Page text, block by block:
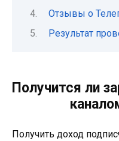
Отзывы о
Результат
Получится ли
Получить доход